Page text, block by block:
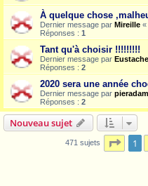
À quelque chose
Dernier message par Mireille «
Réponses : 1
Tant qu'à choisir !!!!!!!!!
Dernier message par Eustache
Réponses : 2
2020 sera une année
Dernier message par pieradam
Réponses : 2
Nouveau sujet
471 sujets Page
1